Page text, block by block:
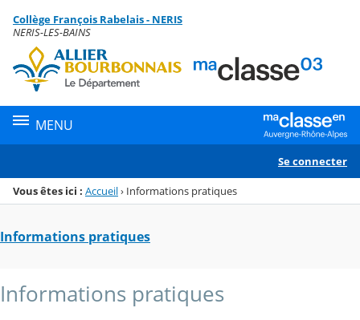
Menu de la rubrique
Contenu
Collège François Rabelais - NERIS
NERIS-LES-BAINS
MENU
Se connecter
Vous êtes ici : Accueil› Informations pratiques
Informations pratiques
Informations pratiques